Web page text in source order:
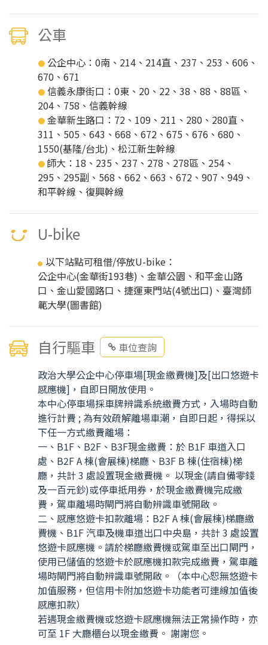
公車
● 公企中心：0南、214、214直、237、253、606、
670、671
● 信義永康街口：0東、20、22、38、88、88區、
204、758、信義幹線
● 金華新生路口：72、109、211、280、280直、
311、505、643、668、672、675、676、680、
1550(基隆/台北)、松江新生幹線
● 師大：18、235、237、278、278區、254、
295、295副、568、662、663、672、907、949、
和平幹線、復興幹線
U-bike
● 以下站點可租借/停放U-bike：
公企中心(金華街193巷)、金華公園、和平金山路
口、金山愛國路口、捷運東門站(4號出口)、臺灣師
範大學(圖書館)
自行驅車
車位查詢
政治大學公企中心停車場[現金繳費機]及[出口悠遊卡
感應機]，自即日開放使用。
本中心停車場採車牌辨識系統繳費方式，入場時自動
進行計費 ; 為有效疏解離場車潮，自即日起，得採以
下任一方式繳費離場：
一、B1F、B2F、B3F現金繳費：於 B1F 車道入口
處、B2F A 棟(會展棟)梯廳、B3F B 棟(住宿棟)梯
廳，共計 3 處設置現金繳費機。 以現金(請自備零錢
及一百元鈔)或停車抵用券，於現金繳費機完成繳
費，駕車離場時閘門將自動辨識車號開啟。
二、感應悠遊卡扣款離場：B2F A 棟(會展棟)梯廳繳
費機、B1F 汽車及機車道出口中央島，共計 3 處設置
悠遊卡感應機。請於梯廳繳費機或駕車至出口閘門，
使用已儲值的悠遊卡於感應機扣款完成繳費，駕車離
場時閘門將自動辨識車號開啟。（本中心恕無悠遊卡
加值服務，但信用卡附加悠遊卡功能者可連線加值後
感應扣款）
若遇現金繳費機或悠遊卡感應機無法正常操作時，亦
可至 1F 大廳櫃台以現金繳費。 謝謝您。